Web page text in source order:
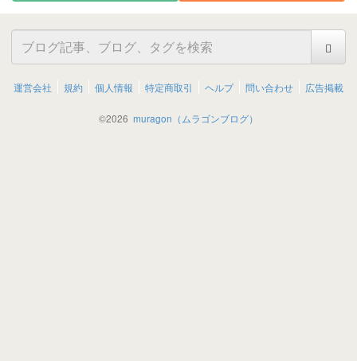
運営会社 規約 個人情報 特定商取引 ヘルプ 問い合わせ 広告掲載
©2026 muragon（ムラゴンブログ）